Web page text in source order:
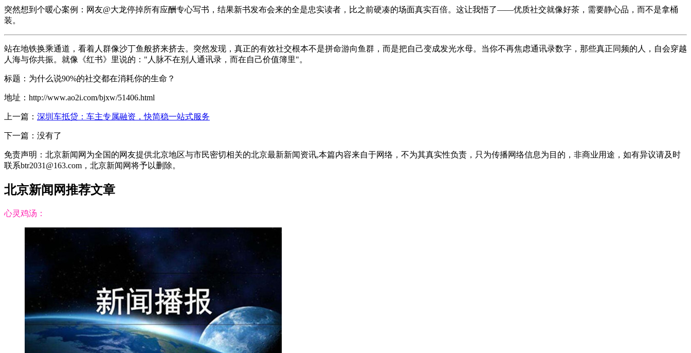
突然想到个暖心案例：网友@大龙停掉所有应酬专心写书，结果新书发布会来的全是忠实读者，比之前硬凑的场面真实百倍。这让我悟了——优质社交就像好茶，需要静心品，而不是拿桶
装。
站在地铁换乘通道，看着人群像沙丁鱼般挤来挤去。突然发现，真正的有效社交根本不是拼命游向鱼群，而是把自己变成发光水母。当你不再焦虑通讯录数字，那些真正同频的人，自会穿越
人海与你共振。就像《红书》里说的："人脉不在别人通讯录，而在自己价值簿里"。
标题：为什么说90%的社交都在消耗你的生命？
地址：http://www.ao2i.com/bjxw/51406.html
上一篇： 深圳车抵贷：车主专属融资，快简稳一站式服务
下一篇：没有了
免责声明：北京新闻网为全国的网友提供北京地区与市民密切相关的北京最新新闻资讯,本篇内容来自于网络，不为其真实性负责，只为传播网络信息为目的，非商业用途，如有异议请及时
联系btr2031@163.com，北京新闻网将予以删除。
北京新闻网推荐文章
心灵鸡汤：